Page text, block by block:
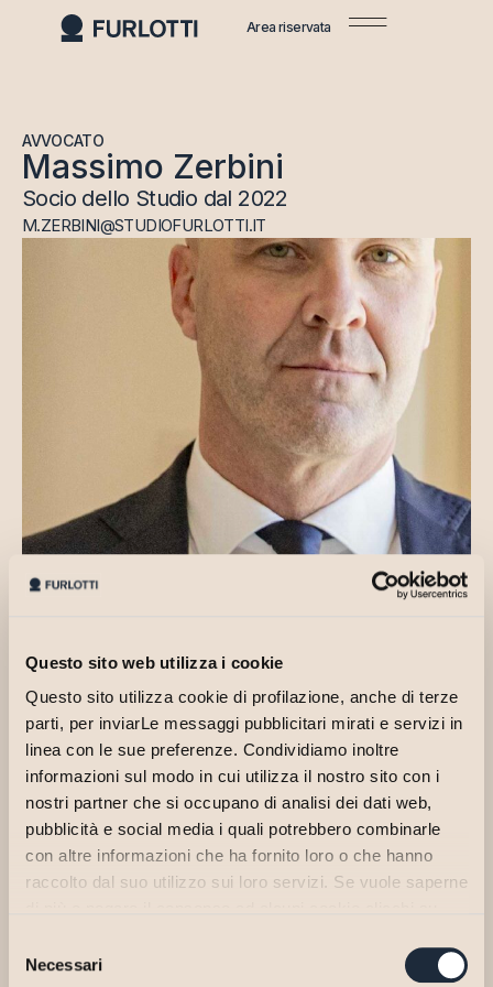
Questo sito web utilizza i cookie
Questo sito utilizza cookie di profilazione, anche di terze
parti, per inviarLe messaggi pubblicitari mirati e servizi in
linea con le sue preferenze. Condividiamo inoltre
informazioni sul modo in cui utilizza il nostro sito con i
nostri partner che si occupano di analisi dei dati web,
pubblicità e social media i quali potrebbero combinarle
con altre informazioni che ha fornito loro o che hanno
raccolto dal suo utilizzo sui loro servizi. Se vuole saperne
cliccando sul tasto "Accetta Tutti". Se non vuole i cookie
delNecessari
Area riservata
AVVOCATO
Massimo Zerbini
Socio dello Studio dal 2022
M.ZERBINI@STUDIOFURLOTTI.IT
Nel 2006 si è abilitato dalla professione di Avvocato e dal
medesimo anno è iscritto all’Albo di Parma. Nel 2013 entra nel team
legale dello Studio, contribuendo alla sua crescita con una visione
solida e una preparazione trasversale, che comprende il diritto del
lavoro, il contenzioso civile e giuslavoristico, la contrattualistica e il
Assiste i Clienti con un approccio attento, orientato alla prevenzione
del conflitto e alla ricerca di soluzioni efficaci, anche nei contesti più